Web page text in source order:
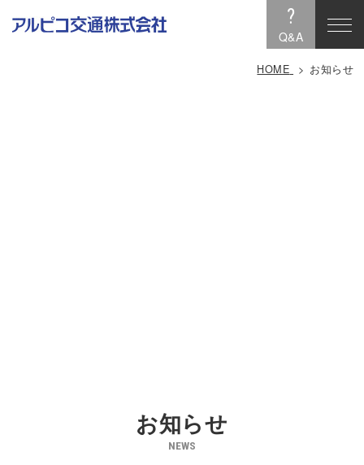
?
Q&A
HOME お知らせ
お知らせ
NEWS